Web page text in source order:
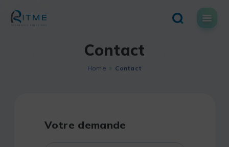
content
Contact
Home Contact
Votre demande